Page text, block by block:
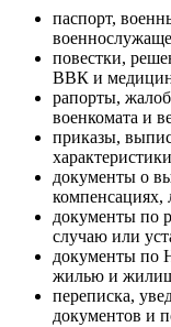
паспорт,
повестки,
ВВК и
рапорты,
военкомата и
приказы,
документы о
компенсациях,
документы по
случаю или
документы по
жилью и
переписка,
документов и